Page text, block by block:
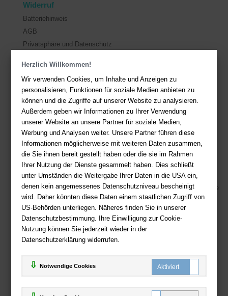
Herzlich Willkommen!
Wir verwenden Cookies, um Inhalte und Anzeigen zu
personalisieren, Funktionen für soziale Medien anbieten zu
können und die Zugriffe auf unserer Website zu analysieren.
Außerdem geben wir Informationen zu Ihrer Verwendung
unserer Website an unsere Partner für soziale Medien,
Werbung und Analysen weiter. Unsere Partner führen diese
Informationen möglicherweise mit weiteren Daten zusammen,
die Sie ihnen bereit gestellt haben oder die sie im Rahmen
Ihrer Nutzung der Dienste gesammelt haben. Dies schließt
unter Umständen die Weitergabe Ihrer Daten in die USA ein,
denen kein angemessenes Datenschutzniveau bescheinigt
wird. Daher könnten diese Daten einem staatlichen Zugriff von
US-Behörden unterliegen. Näheres finden Sie in unserer
Datenschutzbestimmung. Ihre Einwilligung zur Cookie-
Nutzung können Sie jederzeit wieder in der
Datenschutzerklärung widerrufen.
Notwendige Cookies
Widerruf
Batteriehinweis
AGB
Privatsphäre und Datenschutz
Sie haben Fragen? Hier finden Sie Antworten auf häufig gestellte
Fragen.
Fragen per E-Mail: service@deutsche-buchhandlung.de
Telefon: +49 (0)511 - 982 684 41
Ihre Vorteile bei uns
Kostenloser Versand ab 36,- EUR Bestellwert
Sicherer Online Shop und Zahlung mit SSL-Verschlüsselung
Viele Zahlungsmethoden wie PayPal, Amazon Payment, Vorkasse
Zahlweisen